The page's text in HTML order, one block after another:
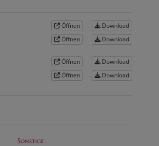
Öffnen Download
Öffnen Download
Öffnen Download
Öffnen Download
Sonstige